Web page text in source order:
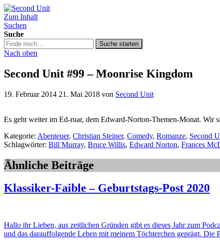
Second Unit
Zum Inhalt
Suchen
Suche
Suche
in
podcast.de/
Suche starten
Nach oben
Second Unit #99 – Moonrise Kingdom
19. Februar 2014 21. Mai 2018 von Second Unit
Es geht weiter im Ed-ruar, dem Edward-Norton-Themen-Monat. Wir
Kategorie: Abenteuer, Christian Steiner, Comedy, Romanze, Second
Schlagwörter: Bill Murray, Bruce Willis, Edward Norton, Frances
Ähnliche Beiträge
Klassiker-Faible – Geburtstags-Post 2020
Hallo ihr Lieben, aus zeitlichen Gründen gibt es dieses Jahr zum
und das darauffolgende Leben mit meinem Töchterchen geprägt. Die